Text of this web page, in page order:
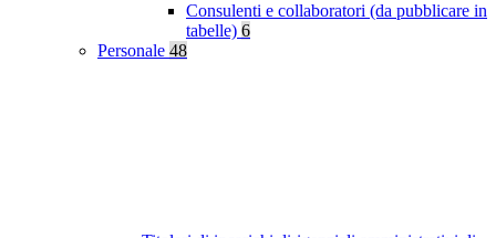
Consulenti e collaboratori (da pubblicare in
tabelle) 6
Personale 48